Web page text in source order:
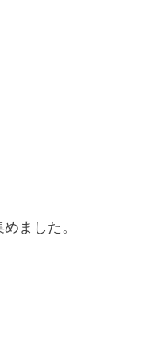
ました。